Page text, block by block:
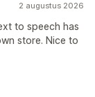
2 augustus 2026
to speech has
store. Nice to